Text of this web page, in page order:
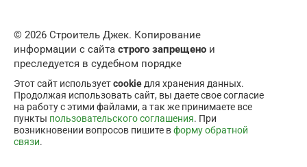
© 2026 Строитель Джек. Копирование
информации с сайта строго запрещено и
преследуется в судебном порядке
Этот сайт используетcookieдля хранения данных.
Продолжая использовать сайт, вы даете свое согласие
на работу с этими файлами, а так же принимаете все
пункты пользовательского соглашения. При
возникновении вопросов пишите вформу обратной
связи.